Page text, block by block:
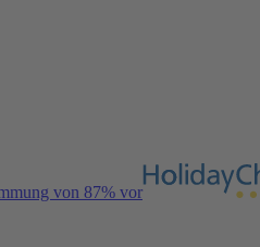
von 87% vor